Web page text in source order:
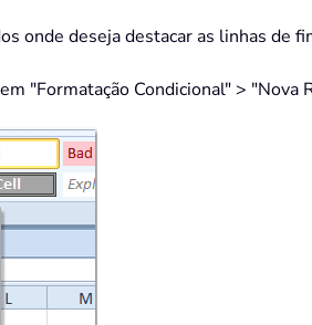
onde deseja destacar as linhas de
"Formatação Condicional" > "Nova